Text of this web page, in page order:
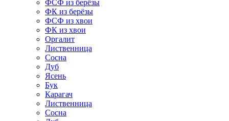
ФСФ из берёзы
ФК из берёзы
ФСФ из хвои
ФК из хвои
Оргалит
Лиственница
Сосна
Дуб
Ясень
Бук
Карагач
Лиственница
Сосна